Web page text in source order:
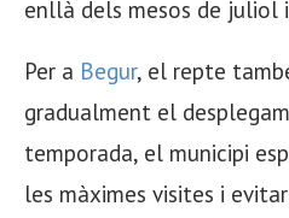
enllà dels mesos de juliol
Per a Begur, el repte
gradualment el
temporada, el municipi
les màximes visites i